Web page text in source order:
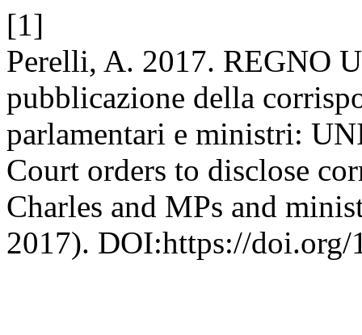
[1]
Perelli, A. 2017. REGNO
pubblicazione della
parlamentari e ministri:
Court orders to disclose
Charles and MPs and
2017). DOI:https://doi.org/